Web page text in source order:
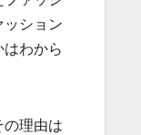
ッション
わから
の理由は